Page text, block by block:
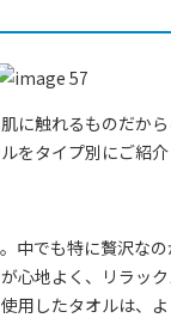
に触れるものだか
をタイプ別にご紹介
中でも特に贅沢な
心地よく、リラッ
用したタオルは、